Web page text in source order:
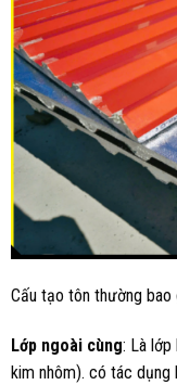
Cấu tạo tôn thường bao
Lớp ngoài cùng: Là
kim nhôm). có tác